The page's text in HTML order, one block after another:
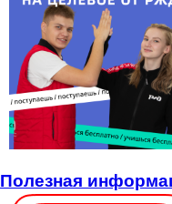
Полезная